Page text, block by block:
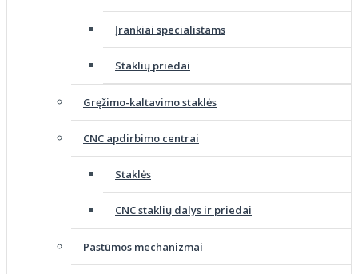
Įrankiai specialistams
Staklių priedai
Gręžimo-kaltavimo staklės
CNC apdirbimo centrai
Staklės
CNC staklių dalys ir priedai
Pastūmos mechanizmai